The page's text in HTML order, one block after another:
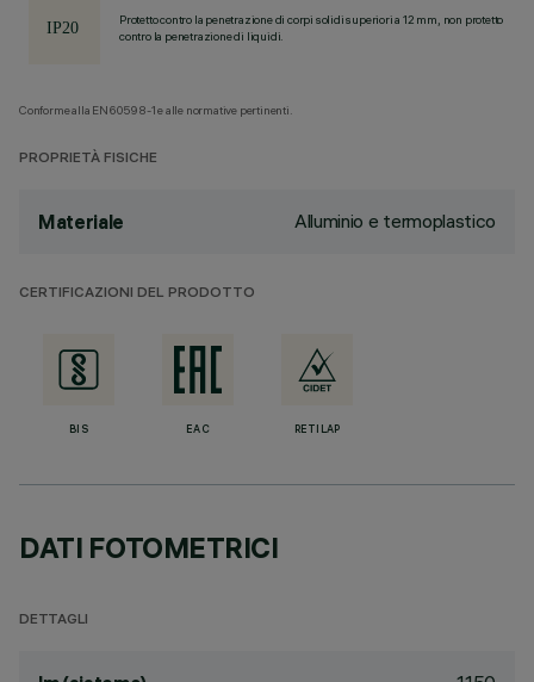
Protetto contro la penetrazione di corpi solidi superiori a 12 mm, non protetto
contro la penetrazione di liquidi.
Conforme alla EN60598-1 e alle normative pertinenti.
PROPRIETÀ FISICHE
Materiale Alluminio e termoplastico
CERTIFICAZIONI DEL PRODOTTO
BIS EAC RETILAP
DATI FOTOMETRICI
DETTAGLI